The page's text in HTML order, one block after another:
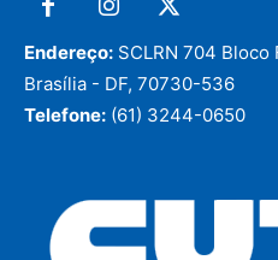
Endereço: SCLRN 704 Bloco
Brasília - DF, 70730-536
Telefone: (61) 3244-0650